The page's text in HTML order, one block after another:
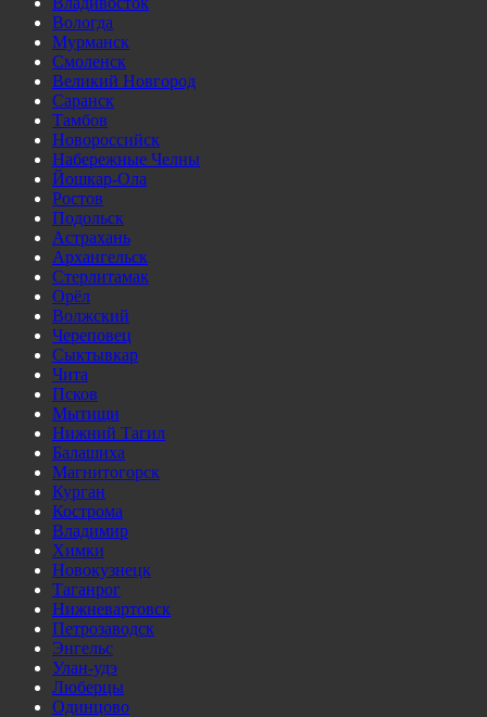
Вологда
Мурманск
Смоленск
Великий Новгород
Саранск
Тамбов
Новороссийск
Набережные Челны
Йошкар-Ола
Ростов
Подольск
Астрахань
Архангельск
Стерлитамак
Орёл
Волжский
Череповец
Сыктывкар
Чита
Псков
Мытищи
Нижний Тагил
Балашиха
Магнитогорск
Курган
Кострома
Владимир
Химки
Новокузнецк
Таганрог
Нижневартовск
Петрозаводск
Энгельс
Улан-удэ
Люберцы
Одинцово